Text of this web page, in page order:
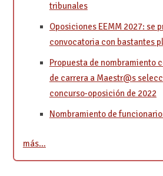
tribunales
Oposiciones EEMM 2027: se
convocatoria con bastantes
Propuesta de nombramiento
de carrera a Maestr@s
concurso-oposición de 2022
Nombramiento de
más…